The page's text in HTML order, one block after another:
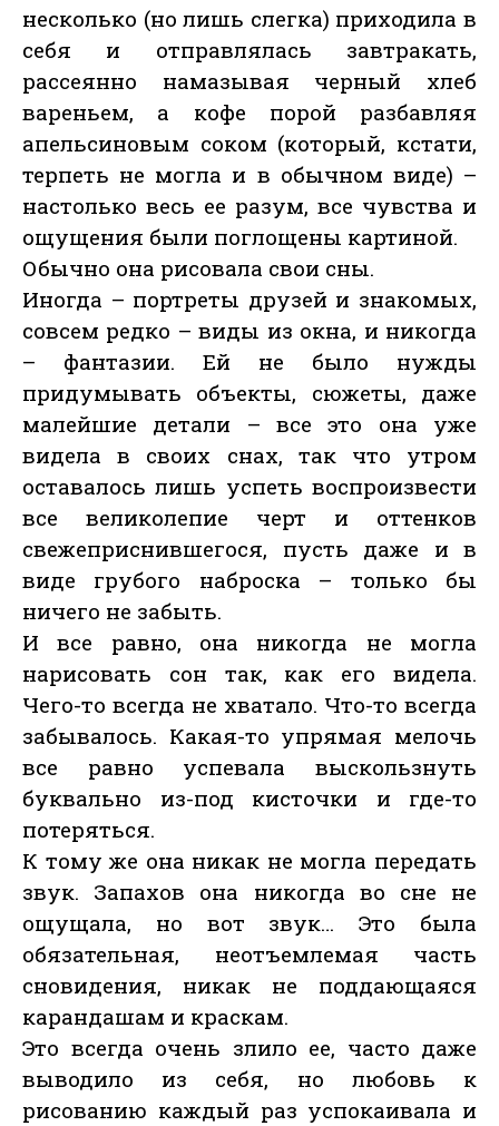
несколько (но лишь слегка) приходила в
себя и отправлялась завтракать,
рассеянно намазывая черный хлеб
вареньем, а кофе порой разбавляя
апельсиновым соком (который, кстати,
терпеть не могла и в обычном виде) –
настолько весь ее разум, все чувства и
ощущения были поглощены картиной.
Обычно она рисовала свои сны.
Иногда – портреты друзей и знакомых,
совсем редко – виды из окна, и никогда
– фантазии. Ей не было нужды
придумывать объекты, сюжеты, даже
малейшие детали – все это она уже
видела в своих снах, так что утром
оставалось лишь успеть воспроизвести
все великолепие черт и оттенков
свежеприснившегося, пусть даже и в
виде грубого наброска – только бы
ничего не забыть.
И все равно, она никогда не могла
нарисовать сон так, как его видела.
Чего-то всегда не хватало. Что-то всегда
забывалось. Какая-то упрямая мелочь
все равно успевала выскользнуть
буквально из-под кисточки и где-то
потеряться.
К тому же она никак не могла передать
звук. Запахов она никогда во сне не
ощущала, но вот звук… Это была
обязательная, неотъемлемая часть
сновидения, никак не поддающаяся
карандашам и краскам.
Это всегда очень злило ее, часто даже
выводило из себя, но любовь к
рисованию каждый раз успокаивала и